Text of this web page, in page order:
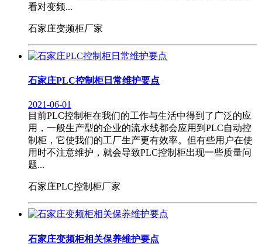
看对变频...
石家庄变频柜厂家
石家庄PLC控制柜日常维护要点
2021-06-01
目前PLC控制柜在我们的工作与生活中得到了广泛的应
用，一般生产型的企业的流水线都会应用到PLC自动控
制柜，它使我们的工厂生产更有效率。但有些用户在使
用时不注意维护，就会导致PLC控制柜出现一些质量问
题...
石家庄PLC控制柜厂家
石家庄变频柜相关保养维护要点